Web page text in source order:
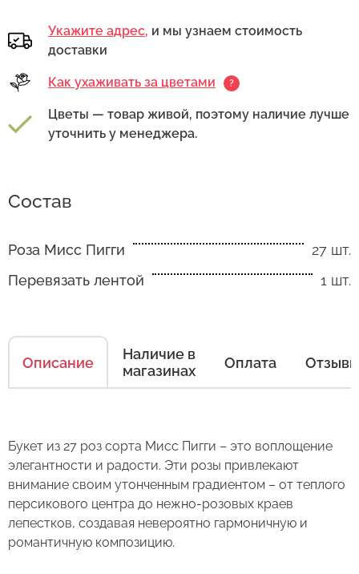
Укажите адрес, и мы узнаем стоимость
доставки
Как ухаживать за цветами ?
Цветы — товар живой, поэтому наличие лучше
уточнить у менеджера.
Состав
Роза Мисс Пигги
27 шт.
Перевязать лентой
1 шт.
Описание
Наличие в
магазинах
Оплата Отзывы
Букет из 27 роз сорта Мисс Пигги – это воплощение
элегантности и радости. Эти розы привлекают
внимание своим утонченным градиентом – от теплого
персикового центра до нежно-розовых краев
лепестков, создавая невероятно гармоничную и
романтичную композицию.
Оставьте свой отзыв
Есть несколько простых правил, чтобы цветы
Правила ухода за срезанными цветами:
1. Переносите букеты в транспортировочной
бумаге.
2. Минимизируйте нахождение цветов
в холодное время года на улице.